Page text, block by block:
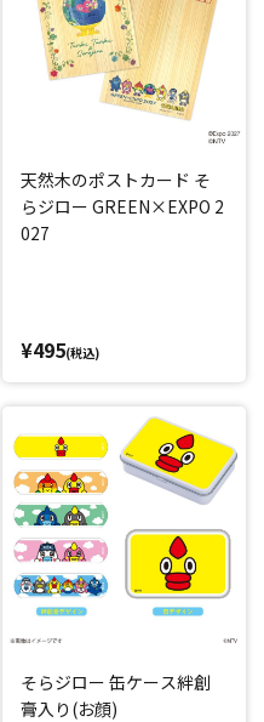
天然木のポストカード そ
らジロー GREEN×EXPO 2
027
¥495(税込)
そらジロー 缶ケース絆創
膏入り(お顔)